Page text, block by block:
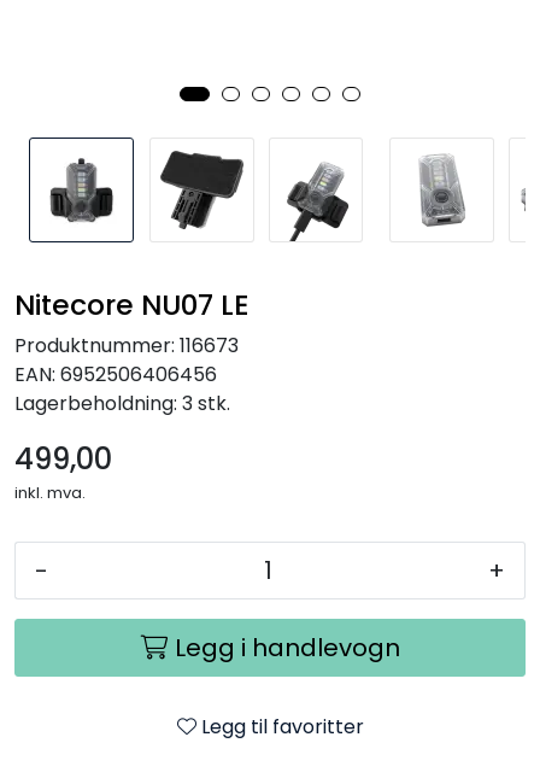
Nitecore NU07 LE
Produktnummer: 116673
EAN: 6952506406456
Lagerbeholdning: 3 stk.
499,00
inkl. mva.
- +
Legg i handlevogn
Legg til favoritter